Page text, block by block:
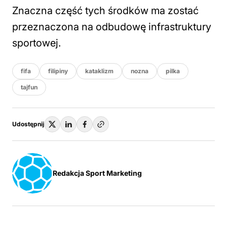
Znaczna część tych środków ma zostać
przeznaczona na odbudowę infrastruktury
sportowej.
fifa filipiny kataklizm nozna pilka
tajfun
Udostępnij
Redakcja Sport Marketing